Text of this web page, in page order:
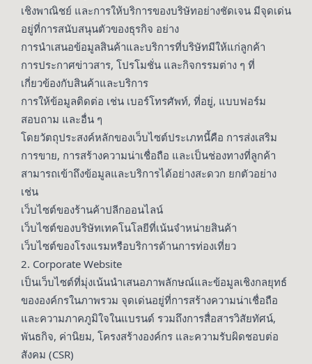
เชิงพาณิชย์ และการให้บริการของบริษัทอย่างชัดเจน มีจุดเด่น
อยู่ที่การสนับสนุนตัวของธุรกิจ อย่าง
การนำเสนอข้อมูลสินค้าและบริการที่บริษัทมีให้แก่ลูกค้า
การประกาศข่าวสาร, โปรโมชั่น และกิจกรรมต่าง ๆ ที่
เกี่ยวข้องกับสินค้าและบริการ
การให้ข้อมูลติดต่อ เช่น เบอร์โทรศัพท์, ที่อยู่, แบบฟอร์ม
สอบถาม และอื่น ๆ
โดยวัตถุประสงค์หลักของเว็บไซต์ประเภทนี้คือ การส่งเสริม
การขาย, การสร้างความน่าเชื่อถือ และเป็นช่องทางที่ลูกค้า
สามารถเข้าถึงข้อมูลและบริการได้อย่างสะดวก ยกตัวอย่าง
เช่น
เว็บไซต์ของร้านค้าปลีกออนไลน์
เว็บไซต์ของบริษัทเทคโนโลยีที่เน้นจำหน่ายสินค้า
เว็บไซต์ของโรงแรมหรือบริการด้านการท่องเที่ยว
2. Corporate Website
เป็นเว็บไซต์ที่มุ่งเน้นนำเสนอภาพลักษณ์และข้อมูลเชิงกลยุทธ์
ขององค์กรในภาพรวม จุดเด่นอยู่ที่การสร้างความน่าเชื่อถือ
และความภาคภูมิใจในแบรนด์ รวมถึงการสื่อสารวิสัยทัศน์,
พันธกิจ, ค่านิยม, โครงสร้างองค์กร และความรับผิดชอบต่อ
สังคม (CSR)